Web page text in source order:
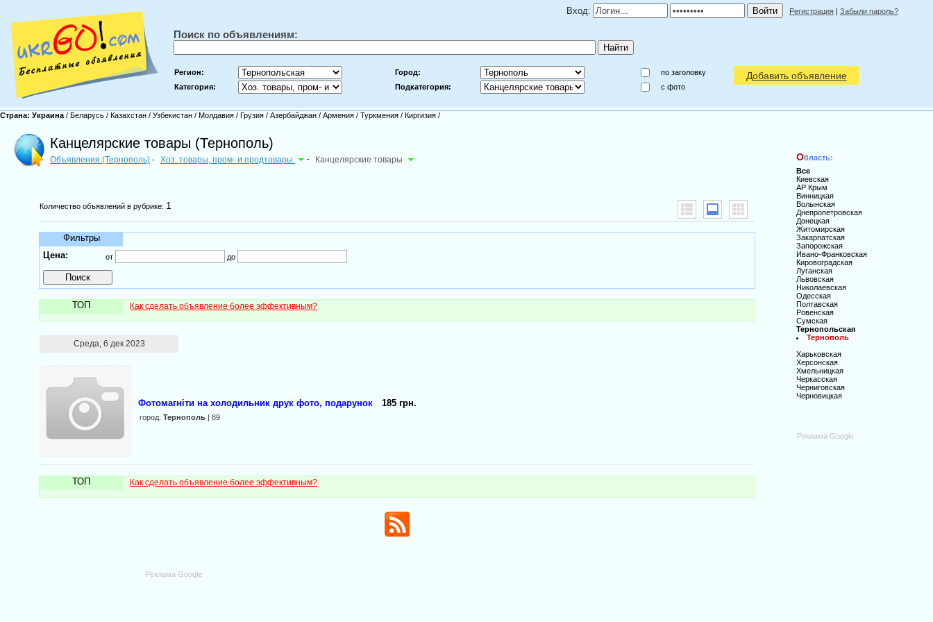
Вход: Регистрация | Забыли пароль?
Поиск по объявлениям:
Регион: Город:
по заголовку
Категория:
Подкатегория: c фото
Добавить объявление
Страна: Украина / Беларусь / Казахстан / Узбекистан / Молдавия / Грузия / Азербайджан / Армения / Туркмения / Киргизия /
Канцелярские товары (Тернополь)
Объявления (Тернополь) - Хоз. товары, пром- и продтовары - Канцелярские товары
Количество объявлений в рубрике: 1
Фильтры
Цена:
от до
ТОП Как сделать объявление более эффективным?
Среда, 6 дек 2023
Фотомагніти на холодильник друк фото, подарунок 185 грн.
город:Тернополь | 89
ТОП Как сделать объявление более эффективным?
Реклама Google
Область:
Все
Киевская
АР Крым
Винницкая
Волынская
Днепропетровская
Донецкая
Житомирская
Закарпатская
Запорожская
Ивано-Франковская
Кировоградская
Луганская
Львовская
Николаевская
Одесская
Полтавская
Ровенская
Сумская
Тернопольская
Тернополь
Харьковская
Херсонская
Хмельницкая
Черкасская
Черниговская
Черновицкая
Реклама Google